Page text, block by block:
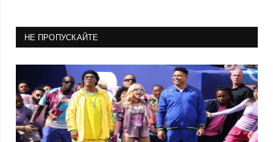
НЕ ПРОПУСКАЙТЕ